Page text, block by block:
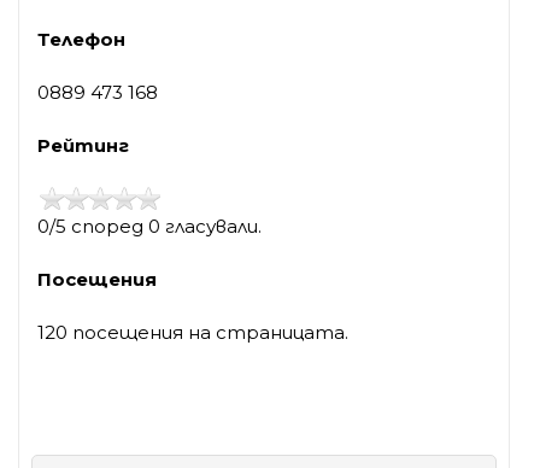
Телефон
0889 473 168
Рейтинг
0/5 според 0 гласували.
Посещения
120 посещения на страницата.